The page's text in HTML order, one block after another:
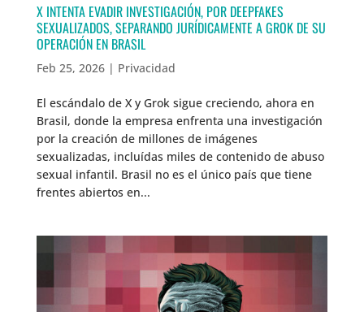
X INTENTA EVADIR INVESTIGACIÓN, POR DEEPFAKES
SEXUALIZADOS, SEPARANDO JURÍDICAMENTE A GROK DE SU
OPERACIÓN EN BRASIL
Feb 25, 2026| Privacidad
El escándalo de X y Grok sigue creciendo, ahora en
Brasil, donde la empresa enfrenta una investigación
por la creación de millones de imágenes
sexualizadas, incluídas miles de contenido de abuso
sexual infantil. Brasil no es el único país que tiene
frentes abiertos en...